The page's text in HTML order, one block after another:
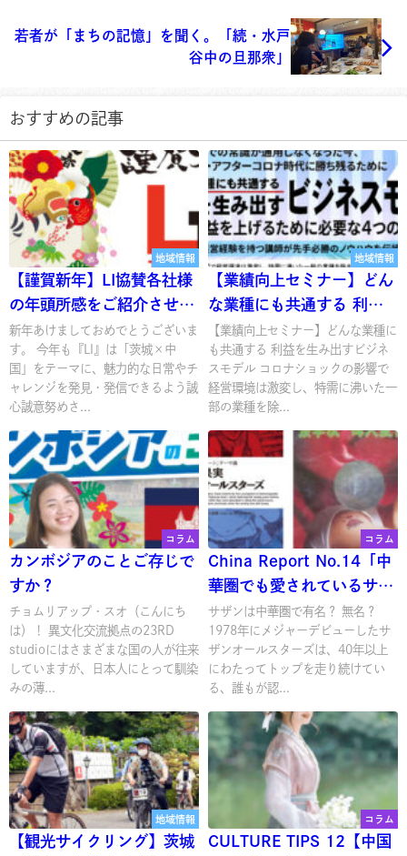
若者が「まちの記憶」を聞く。「続・水戸
谷中の旦那衆」
おすすめの記事
地域情報
【謹賀新年】LI協賛各社様
の年頭所感をご紹介させて
いただきます
新年あけましておめでとうございま
す。 今年も『LI』は「茨城×中
国」をテーマに、魅力的な日常やチ
ャレンジを発見・発信できるよう誠
心誠意努めさ...
地域情報
【業績向上セミナー】どん
な業種にも共通する 利益
を生み出すビジネスモデル
【業績向上セミナー】どんな業種に
も共通する 利益を生み出すビジネ
スモデル コロナショックの影響で
経営環境は激変し、特需に沸いた一
部の業種を除...
コラム
カンボジアのことご存じで
すか？
チョムリアップ・スオ（こんにち
は）！ 異文化交流拠点の23RD
studioにはさまざまな国の人が往来
していますが、日本人にとって馴染
みの薄...
コラム
China Report No.14「中
華圏でも愛されているサザ
ンオールスターズの楽曲」
サザンは中華圏で有名？ 無名？
1978年にメジャーデビューしたサ
ザンオールスターズは、40年以上
にわたってトップを走り続けてい
る、誰もが認...
地域情報
【観光サイクリング】茨城
コラム
CULTURE TIPS 12【中国